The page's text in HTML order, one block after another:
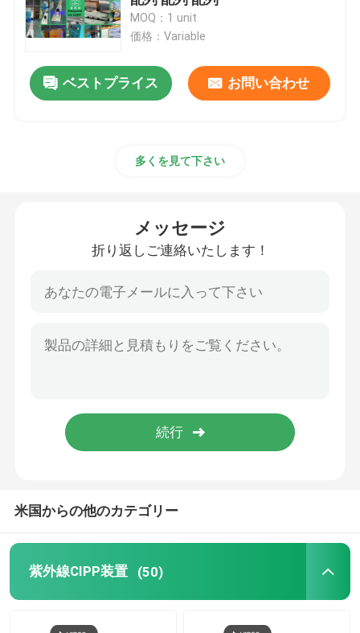
メッセージ
折り返しご連絡いたします！
紫外線CIPPのライニング
CCTVの管のクローラー
CIPPパッチ修理
トレンチレスの下水道修理
トレンチレスのパイプラインの構造
管の包装業者
ウォーター ジェットのクリーニングのノズル
膨らませられるパイププラグ
MOQ：1 unit
価格：Variable
ベストプライス お問い合わせ
多くを見て下さい
メッセージ
折り返しご連絡いたします！
米国からの他のカテゴリー
紫外線CIPP装置 (50)